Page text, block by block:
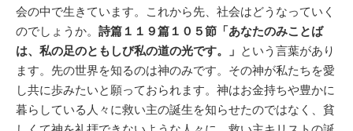
会の中で生きています。これから先、社会はどうなっていく
のでしょうか。 詩篇１１９篇１０５節「あなたのみことば
は、私の足のともしび私の道の光です。」 という言葉があり
ます。先の世界を知るのは神のみです。その神が私たちを愛
し共に歩みたいと願っておられます。神はお金持ちや豊かに
暮らしている人々に救い主の誕生を知らせたのではなく、貧